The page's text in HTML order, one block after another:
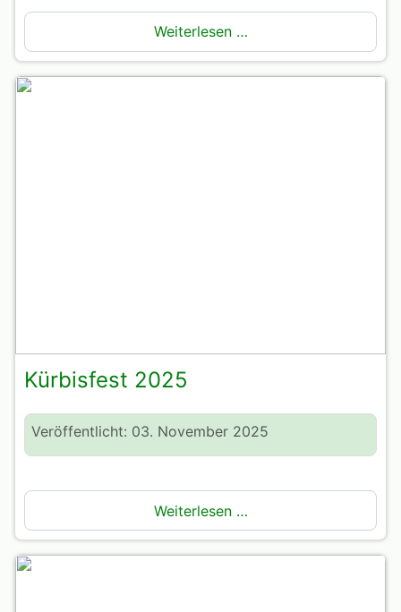
Weiterlesen …
Kürbisfest 2025
Veröffentlicht: 03. November 2025
Weiterlesen …